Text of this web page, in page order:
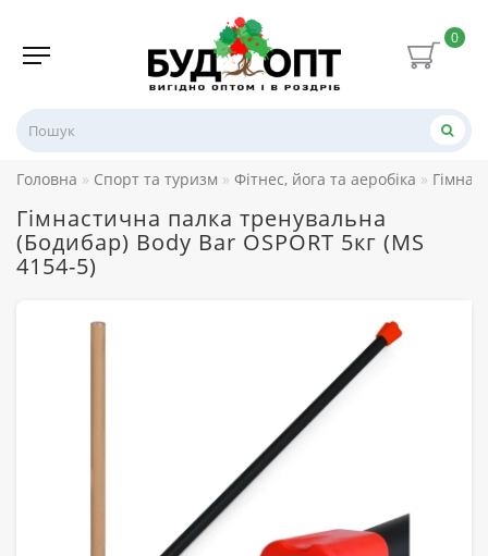
0
Головна Спорт та туризм Фітнес, йога та аеробіка
Гімнастична палка тренувальна
(Бодибар) Body Bar OSPORT 5кг (MS
4154-5)